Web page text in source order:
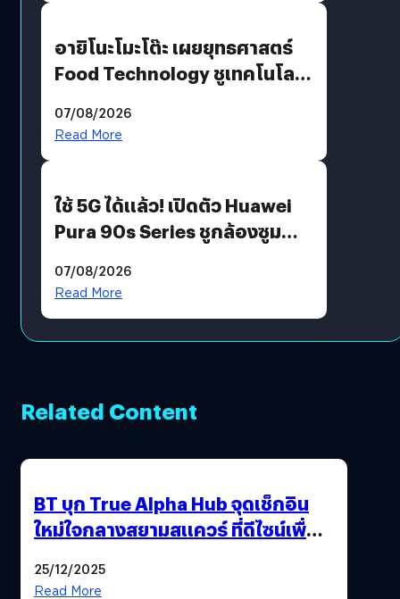
อายิโนะโมะโต๊ะ เผยยุทธศาสตร์
Food Technology ชูเทคโนโลยี
บริโภคและ B2B
07/08/2026
Read More
ใช้ 5G ได้แล้ว! เปิดตัว Huawei
Pura 90s Series ชูกล้องซูม
07/08/2026
Read More
Related Content
BT บุก True Alpha Hub จุดเช็กอิน
ใหม่ใจกลางสยามสแควร์ ที่ดีไซน์เพื่อ
25/12/2025
Read More